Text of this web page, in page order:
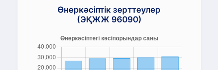
Өнеркәсіптік зерттеулер
(ЭҚЖЖ 96090)